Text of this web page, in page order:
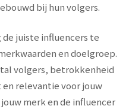
bij hun volgers.
juiste influencers te
en doelgroep.
volgers, betrokkenheid
relevantie voor jouw
merk en de influencer